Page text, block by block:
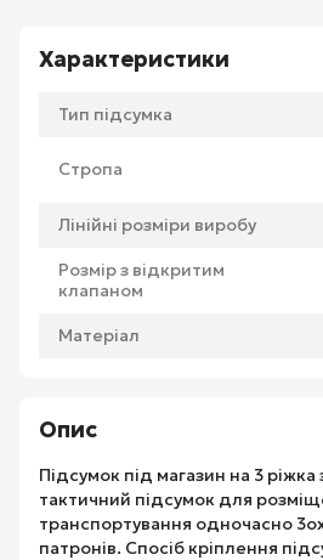
Характеристики
Тип підсумка
Стропа
Лінійні розміри виробу
Розмір з відкритим
клапаном
Матеріал
Опис
Підсумок під магазин на 3
тактичний підсумок для
транспортування одночасно
патронів. Спосіб кріплення